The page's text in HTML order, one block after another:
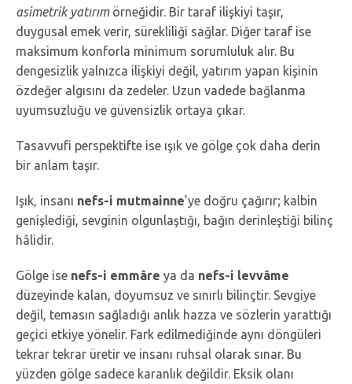
asimetrik yatırımörneğidir. Bir taraf ilişkiyi taşır,
duygusal emek verir, sürekliliği sağlar. Diğer taraf ise
maksimum konforla minimum sorumluluk alır. Bu
dengesizlik yalnızca ilişkiyi değil, yatırım yapan kişinin
özdeğer algısını da zedeler. Uzun vadede bağlanma
uyumsuzluğu ve güvensizlik ortaya çıkar.
Tasavvufi perspektifte ise ışık ve gölge çok daha derin
bir anlam taşır.
Işık, insanı nefs-i mutmainne’ye doğru çağırır; kalbin
genişlediği, sevginin olgunlaştığı, bağın derinleştiği bilinç
hâlidir.
Gölge ise nefs-i emmâre ya da nefs-i levvâme
düzeyinde kalan, doyumsuz ve sınırlı bilinçtir. Sevgiye
değil, temasın sağladığı anlık hazza ve sözlerin yarattığı
geçici etkiye yönelir. Fark edilmediğinde aynı döngüleri
tekrar tekrar üretir ve insanı ruhsal olarak sınar. Bu
yüzden gölge sadece karanlık değildir. Eksik olanı